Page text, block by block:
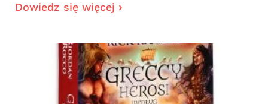
Dowiedz się więcej